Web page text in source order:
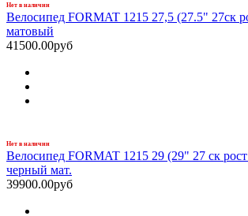
Нет в наличии
Велосипед FORMAT 1215 27,5 (27.5" 27ск
матовый
41500.00руб
Нет в наличии
Велосипед FORMAT 1215 29 (29" 27 ск
черный мат.
39900.00руб